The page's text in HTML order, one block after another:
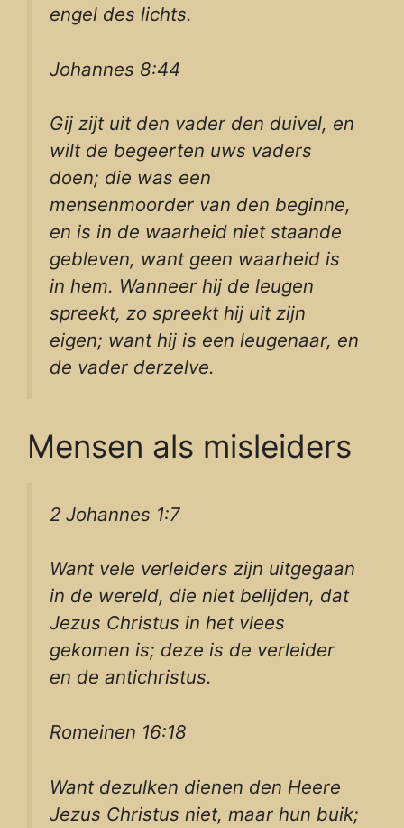
engel des lichts.
Johannes 8:44
Gij zijt uit den vader den duivel, en
wilt de begeerten uws vaders
doen; die was een
mensenmoorder van den beginne,
en is in de waarheid niet staande
gebleven, want geen waarheid is
in hem. Wanneer hij de leugen
spreekt, zo spreekt hij uit zijn
eigen; want hij is een leugenaar, en
de vader derzelve.
Mensen als misleiders
2 Johannes 1:7
Want vele verleiders zijn uitgegaan
in de wereld, die niet belijden, dat
Jezus Christus in het vlees
gekomen is; deze is de verleider
en de antichristus.
Romeinen 16:18
Want dezulken dienen den Heere
Jezus Christus niet, maar hun buik;